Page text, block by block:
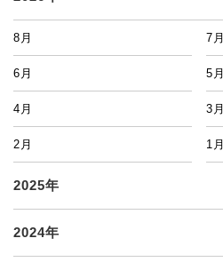
8月 7月
6月 5月
4月 3月
2月 1月
2025年
2024年